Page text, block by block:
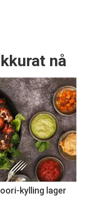
nå
kylling lager